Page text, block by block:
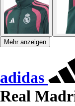
Mehr anzeigen
adidas
Real